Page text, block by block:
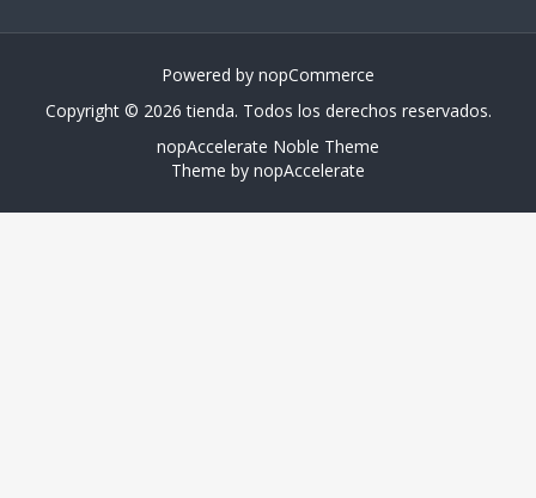
Powered by nopCommerce
Copyright © 2026 tienda. Todos los derechos reservados.
nopAccelerate Noble Theme
Theme by nopAccelerate